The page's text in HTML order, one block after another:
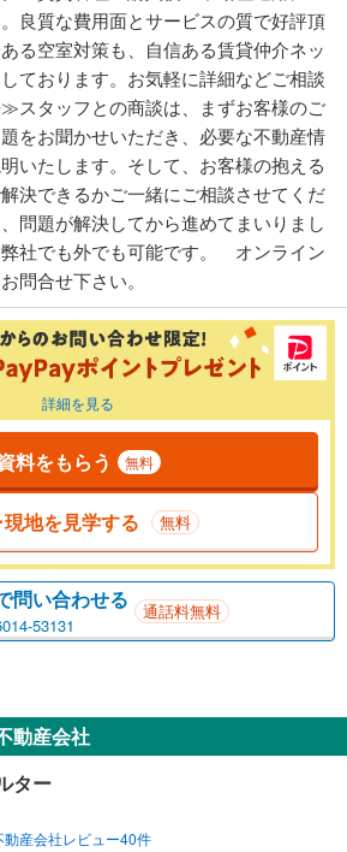
良質な費用面とサービスの質で好評頂
る空室対策も、自信ある賃貸仲介ネッ
ております。お気軽に詳細などご相談
スタッフとの商談は、まずお客様のご
をお聞かせいただき、必要な不動産情
いたします。そして、お客様の抱える
決できるかご一緒にご相談させてくだ
問題が解決してから進めてまいりまし
社でも外でも可能です。 オンライン
問合せ下さい。
詳細を見る
料をもらう 無料
地を見学する 無料
問い合わせる
53131
通話料無料
動産会社
ター
動産会社レビュー40件